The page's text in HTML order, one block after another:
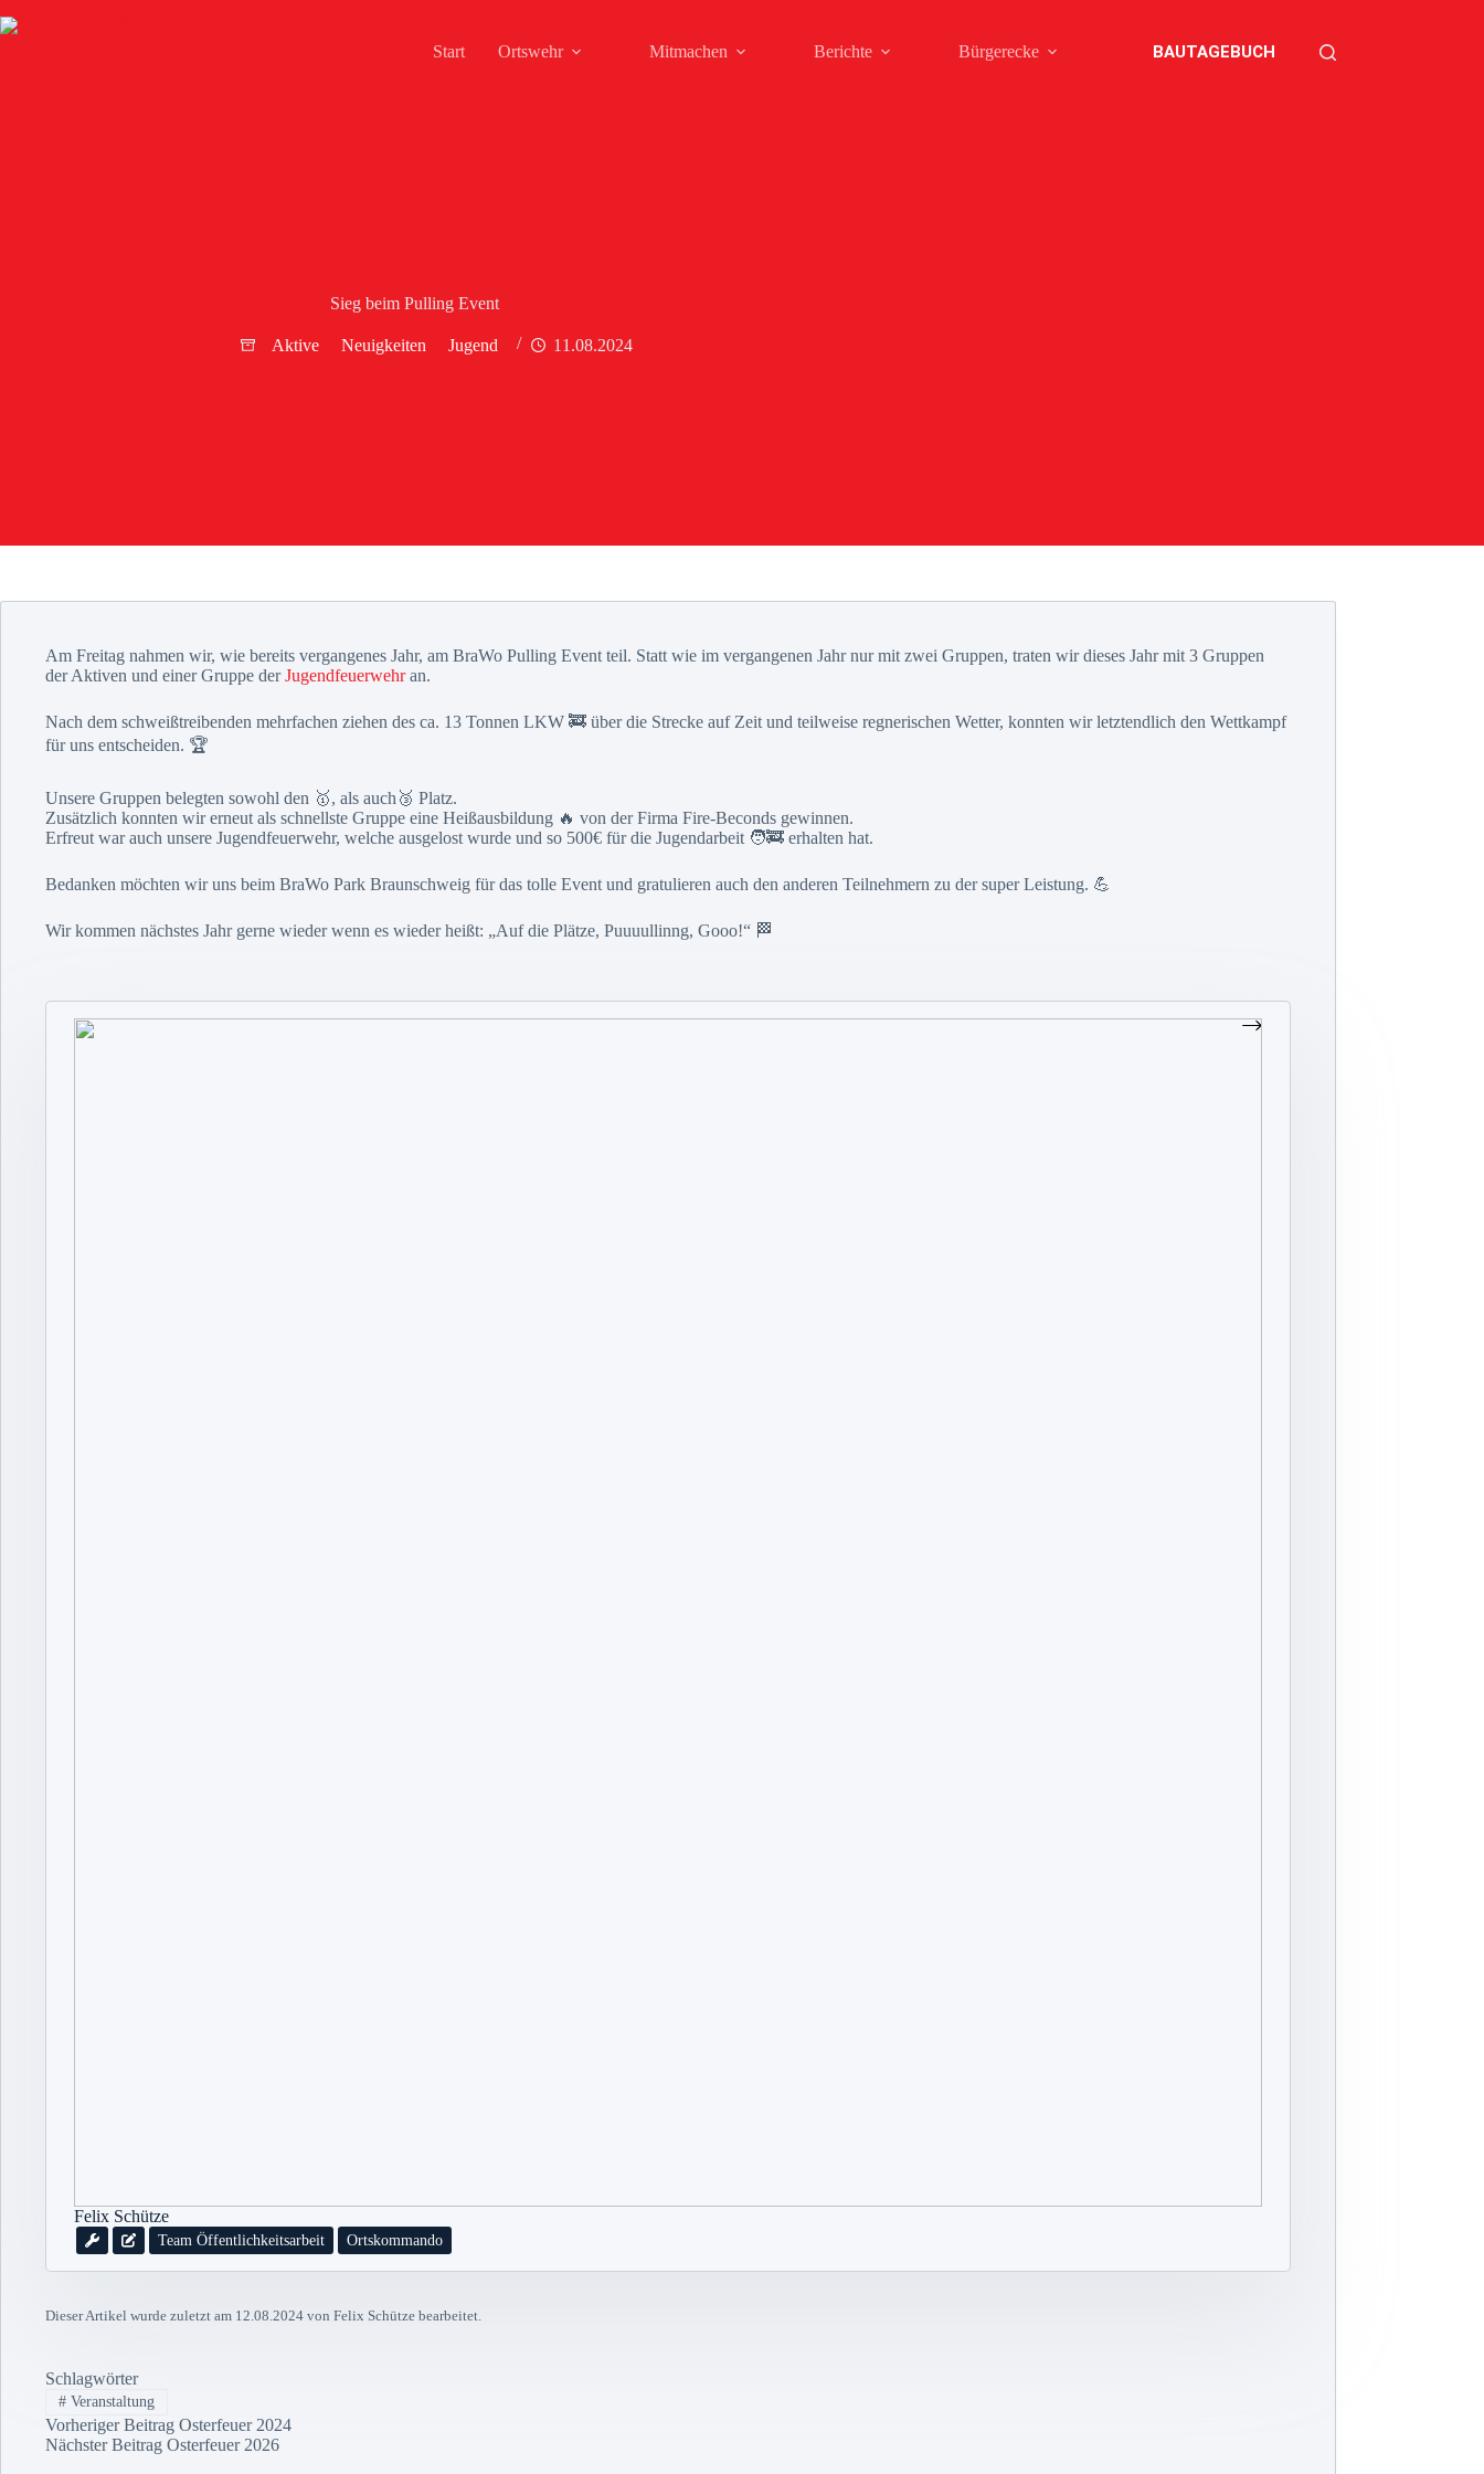
Inhalt
Start Ortswehr Mitmachen Berichte Bürgerecke BAUTAGEBUCH
Sieg beim Pulling Event
Aktive Neuigkeiten Jugend 11.08.2024
Am Freitag nahmen wir, wie bereits vergangenes Jahr, am BraWo Pulling Event teil. Statt wie im vergangenen Jahr nur mit zwei Gruppen, traten wir dieses Jahr mit 3 Gruppen
der Aktiven und einer Gruppe derJugendfeuerwehran.
Nach dem schweißtreibenden mehrfachen ziehen des ca. 13 Tonnen LKW 🚒 über die Strecke auf Zeit und teilweise regnerischen Wetter, konnten wir letztendlich den Wettkampf
für uns entscheiden. 🏆
Unsere Gruppen belegten sowohl den 🥇, als auch🥉 Platz.
Zusätzlich konnten wir erneut als schnellste Gruppe eine Heißausbildung 🔥 von der Firma Fire-Beconds gewinnen.
Erfreut war auch unsere Jugendfeuerwehr, welche ausgelost wurde und so 500€ für die Jugendarbeit 🧑‍🚒 erhalten hat.
Bedanken möchten wir uns beim BraWo Park Braunschweig für das tolle Event und gratulieren auch den anderen Teilnehmern zu der super Leistung. 💪
Wir kommen nächstes Jahr gerne wieder wenn es wieder heißt: „Auf die Plätze, Puuuullinng, Gooo!“ 🏁
Felix Schütze
Team Öffentlichkeitsarbeit Ortskommando
Dieser Artikel wurde zuletzt am 12.08.2024 von Felix Schütze bearbeitet.
Schlagwörter
#Veranstaltung
VorherigerBeitrag Osterfeuer 2024
NächsterBeitrag Osterfeuer 2026